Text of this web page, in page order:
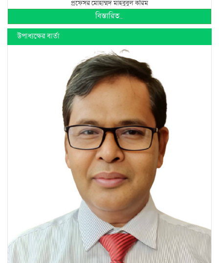
প্রফেসর মোহাম্মদ মাহবুবুল করিম
বিস্তারিত...
উপাধ্যক্ষের বার্তা